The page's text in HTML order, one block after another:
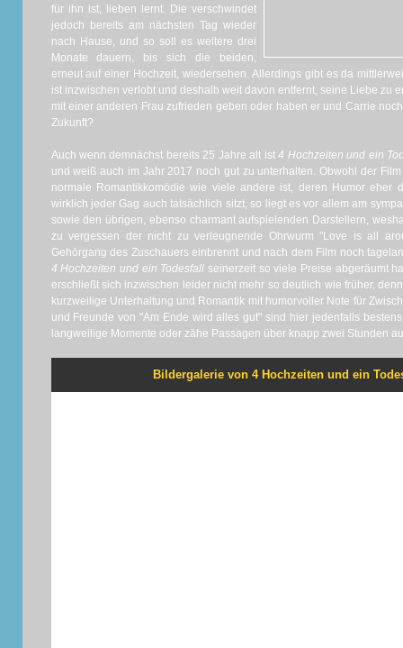
für ihn ist, lieben lernt. Die verschwindet
jedoch bereits am nächsten Tag wieder
nach Hause, und so soll es weitere drei
Monate dauern, bis sich die beiden,
erneut auf einer Hochzeit, wiedersehen. Allerdings gibt es da
ist inzwischen verlobt und deshalb weit davon entfernt, seine Liebe zu
mit einer anderen Frau zufrieden geben oder haben er und Carrie
Zukunft?
Auch wenn demnächst bereits 25 Jahre alt ist4 Hochzeiten und ein
und weiß auch im Jahr 2017 noch gut zu unterhalten. Obwohl der
normale Romantikkomödie wie viele andere ist, deren Humor eher
wirklich jeder Gag auch tatsächlich sitzt, so liegt es vor allem am
sowie den übrigen, ebenso charmant aufspielenden Darstellern,
zu vergessen der nicht zu verleugnende Ohrwurm "Love is all
Gehörgang des Zuschauers einbrennt und nach dem Film noch
4 Hochzeiten und ein Todesfall seinerzeit so viele Preise abgeräumt
erschließt sich inzwischen leider nicht mehr so deutlich wie früher,
kurzweilige Unterhaltung und Romantik mit humorvoller Note für
und Freunde von "Am Ende wird alles gut" sind hier jedenfalls
langweilige Momente oder zähe Passagen über knapp zwei Stunden
Bildergalerie von 4 Hochzeiten und ein